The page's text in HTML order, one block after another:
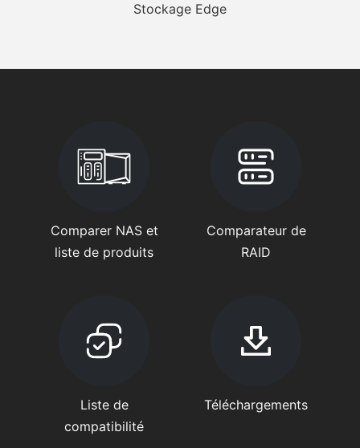
Stockage Edge
Comparer NAS et
liste de produits
Comparateur de
RAID
Liste de
compatibilité
Téléchargements